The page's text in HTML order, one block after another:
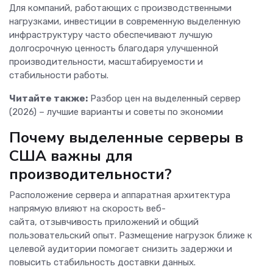
Для компаний, работающих с производственными
нагрузками, инвестиции в современную выделенную
инфраструктуру часто обеспечивают лучшую
долгосрочную ценность благодаря улучшенной
производительности, масштабируемости и
стабильности работы.
Читайте также: Разбор цен на выделенный сервер
(2026) – лучшие варианты и советы по экономии
Почему выделенные серверы в
США важны для
производительности?
Расположение сервера и аппаратная архитектура
напрямую влияют на скорость веб-
сайта, отзывчивость приложений и общий
пользовательский опыт. Размещение нагрузок ближе к
целевой аудитории помогает снизить задержки и
повысить стабильность доставки данных.